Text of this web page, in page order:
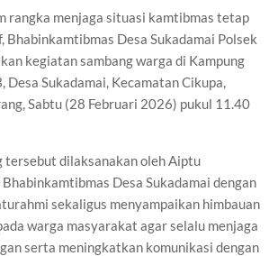
rangka menjaga situasi kamtibmas tetap
Bhabinkamtibmas Desa Sukadamai Polsek
kegiatan sambang warga di Kampung
Desa Sukadamai, Kecamatan Cikupa,
Sabtu (28 Februari 2026) pukul 11.40
tersebut dilaksanakan oleh Aiptu
Desa Sukadamai dengan
sekaligus menyampaikan himbauan
warga masyarakat agar selalu menjaga
serta meningkatkan komunikasi dengan